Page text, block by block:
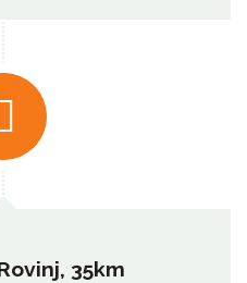
35km